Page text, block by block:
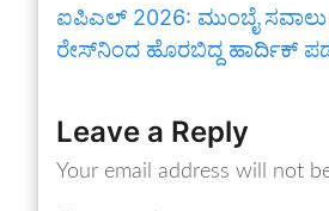
ಐಪಿಎಲ್ 2026: ಮುಂಬೈ
ರೇಸ್‌ನಿಂದ ಹೊರಬಿದ್ದ ಹಾರ್ದಿಕ್
Leave a Reply
Your email address will not